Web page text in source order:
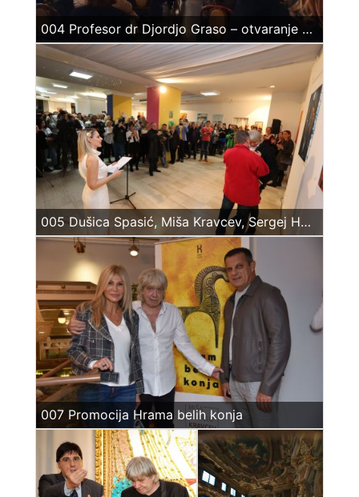
004 Profesor dr Djordjo Graso – otvaranje zajednićke izložbe u Palati Ze nobio, 58-i Venecijanski Bijenale
005 Dušica Spasić, Miša Kravcev, Sergej Hvorostov – Medalja reda Čilingarova i orden časti, Beograd 2019
007 Promocija Hrama belih konja